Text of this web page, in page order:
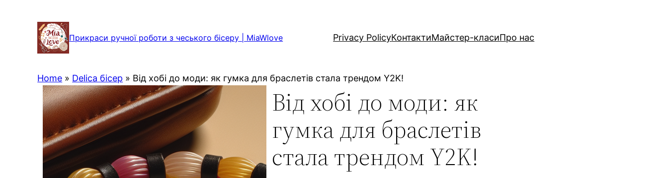
Прикраси ручної роботи з чеського бісеру | MiaWlove Privacy PolicyКонтактиМайстер-класиПро нас
Home » Delica бісер » Від хобі до моди: як гумка для браслетів стала трендом Y2K!
Від хобі до моди: як
гумка для браслетів
стала трендом Y2K!